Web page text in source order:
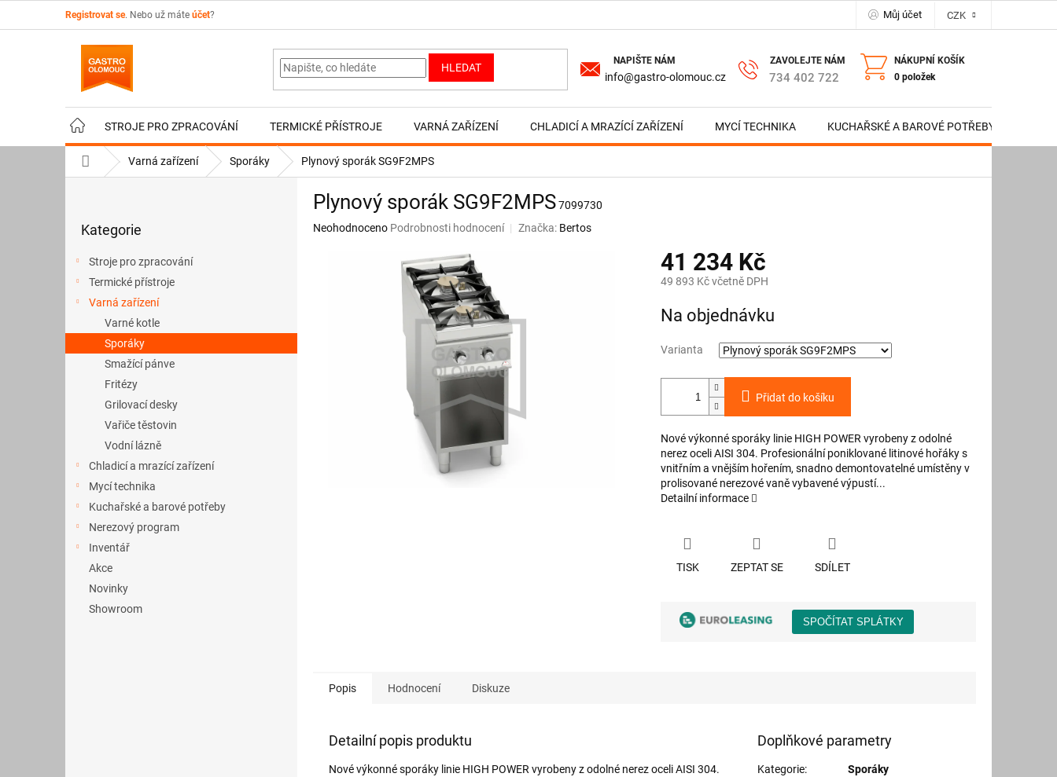
Registrovat se. Nebo už máte účet? Můj účet CZK
HLEDAT
info@gastro-olomouc.cz 734 402 722
NÁKUPNÍ KOŠÍK
0 položek
STROJE PRO ZPRACOVÁNÍ TERMICKÉ PŘÍSTROJE VARNÁ ZAŘÍZENÍ CHLADICÍ A MRAZÍCÍ ZAŘÍZENÍ MYCÍ TECHNIKA KUCHAŘSKÉ A BAROVÉ POTŘEBY
Domů Varná zařízení Sporáky Plynový sporák SG9F2MPS
a
kategorie
Kategorie
Stroje pro zpracování
Termické přístroje
Varná zařízení
Varné kotle
Sporáky
Smažící pánve
Fritézy
Grilovací desky
Vařiče těstovin
Vodní lázně
Chladicí a mrazící zařízení
Mycí technika
Kuchařské a barové potřeby
Nerezový program
Inventář
Akce
Novinky
Showroom
Plynový sporák SG9F2MPS7099730
Průměrné
Neohodnoceno Podrobnosti hodnocení Značka: Bertos
41 234 Kč
49 893 Kč včetně DPH
cena:
Na objednávku
Varianta
Přidat do košíku
Nové výkonné sporáky linie HIGH POWER vyrobeny z odolné
nerez oceli AISI 304. Profesionální poniklované litinové hořáky s
vnitřním a vnějším hořením, snadno demontovatelné umístěny v
prolisované nerezové vaně vybavené výpustí...
Detailní informace
TISK ZEPTAT SE SDÍLET
Popis Hodnocení Diskuze
Detailní popis produktu
Nové výkonné sporáky linie HIGH POWER vyrobeny z odolné nerez oceli AISI 304.
Doplňkové parametry
Kategorie:
Sporáky